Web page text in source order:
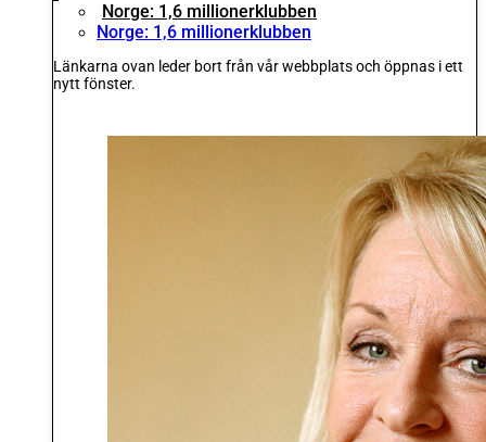
Norge: 1,6 millionerklubben
Norge: 1,6 millionerklubben
Länkarna ovan leder bort från vår webbplats och öppnas i ett
nytt fönster.